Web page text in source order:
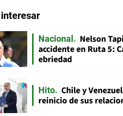
Nacional
Nelson
accidente en Ruta 5:
ebriedad
Hito
Chile y
reinicio de sus